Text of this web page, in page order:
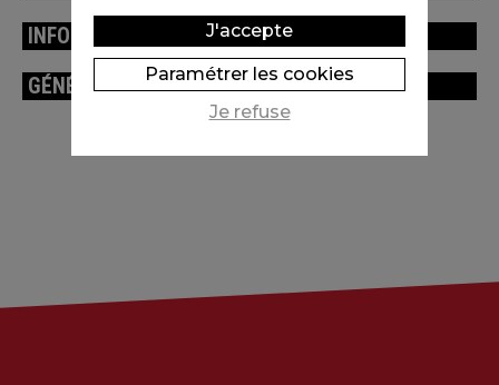
INFORMATIONS TECHNIQUES
GÉNÉRIQUE
J'accepte
Paramétrer les cookies
Je refuse